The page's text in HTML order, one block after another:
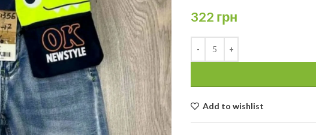
322 грн
Add to wishlist